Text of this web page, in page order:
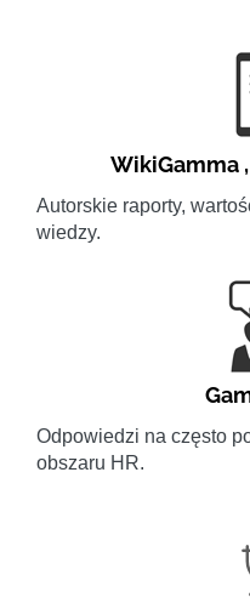
WikiGamma ,
Autorskie raporty,
wiedzy.
Odpowiedzi na często
obszaru HR.